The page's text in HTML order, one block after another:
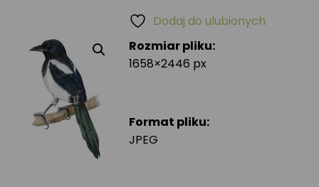
Rozmiar pliku:
1658×2446 px
Format pliku:
JPEG
Dodaj do ulubionych